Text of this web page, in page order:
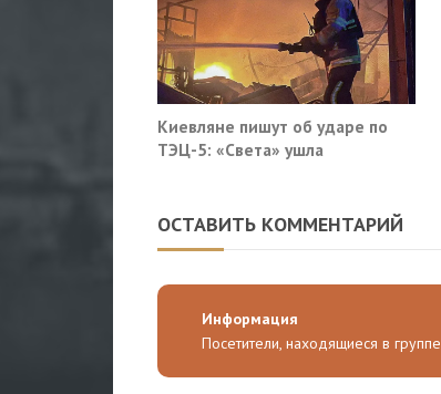
Киевляне пишут об ударе по
ТЭЦ-5: «Света» ушла
ОСТАВИТЬ КОММЕНТАРИЙ
Информация
Посетители, находящиеся в группе